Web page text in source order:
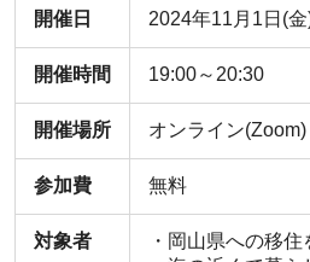
開催日 2024年11月1日(金
開催時間 19:00～20:30
開催場所 オンライン(Zoom)
参加費 無料
対象者
・岡山県への移